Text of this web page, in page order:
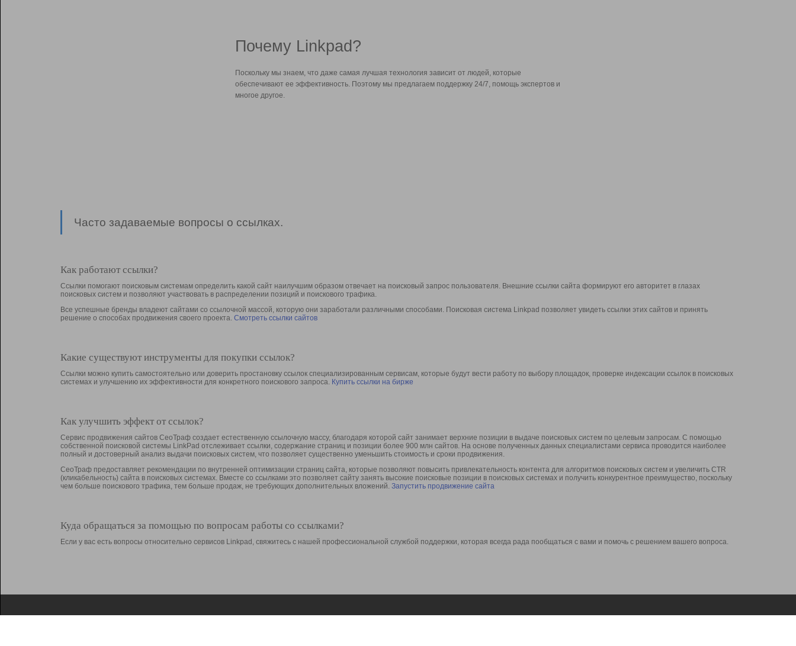
Почему Linkpad?
Поскольку мы знаем, что даже самая лучшая технология зависит от людей, которые
обеспечивают ее эффективность. Поэтому мы предлагаем поддержку 24/7, помощь экспертов и
многое другое.
Часто задаваемые вопросы о ссылках.
Как работают ссылки?
Ссылки помогают поисковым системам определить какой сайт наилучшим образом отвечает на поисковый запрос пользователя. Внешние ссылки сайта формируют его авторитет в глазах
поисковых систем и позволяют участвовать в раcпределении позиций и поискового трафика.
Все успешные бренды владеют сайтами со ссылочной массой, которую они заработали различными способами. Поисковая система Linkpad позволяет увидеть ссылки этих сайтов и принять
решение о способах продвижения своего проекта. Смотреть ссылки сайтов
Какие существуют инструменты для покупки ссылок?
Ссылки можно купить самостоятельно или доверить простановку ссылок специализированным сервисам, которые будут вести работу по выбору площадок, проверке индексации ссылок в поисковых
системах и улучшению их эффективности для конкретного поискового запроса. Купить ссылки на бирже
Как улучшить эффект от ссылок?
Сервис продвижения сайтов СеоТраф создает естественную ссылочную массу, благодаря которой сайт занимает верхние позиции в выдаче поисковых систем по целевым запросам. С помощью
собственной поисковой системы LinkPad отслеживает ссылки, содержание страниц и позиции более 900 млн сайтов. На основе полученных данных специалистами сервиса проводится наиболее
полный и достоверный анализ выдачи поисковых систем, что позволяет существенно уменьшить стоимость и сроки продвижения.
СеоТраф предоставляет рекомендации по внутренней оптимизации страниц сайта, которые позволяют повысить привлекательность контента для алгоритмов поисковых систем и увеличить CTR
(кликабельность) сайта в поисковых системах. Вместе со ссылками это позволяет сайту занять высокие поисковые позиции в поисковых системах и получить конкурентное преимущество, поскольку
чем больше поискового трафика, тем больше продаж, не требующих дополнительных вложений. Запустить продвижение сайта
Куда обращаться за помощью по вопросам работы со ссылками?
Если у вас есть вопросы относительно сервисов Linkpad, свяжитесь с нашей профессиональной службой поддержки, которая всегда рада пообщаться с вами и помочь с решением вашего вопроса.